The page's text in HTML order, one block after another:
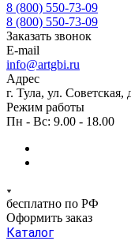
8 (800) 550-73-09
8 (800) 550-73-09
Заказать звонок
E-mail
info@artgbi.ru
Адрес
г. Тула, ул.
Режим работы
Пн - Вс: 9.00 - 18.00
бесплатно по РФ
Оформить заказ
Каталог